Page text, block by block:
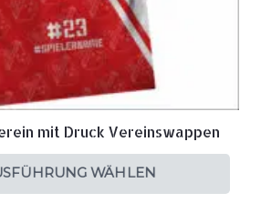
mit Druck Vereinswappen
WÄHLEN